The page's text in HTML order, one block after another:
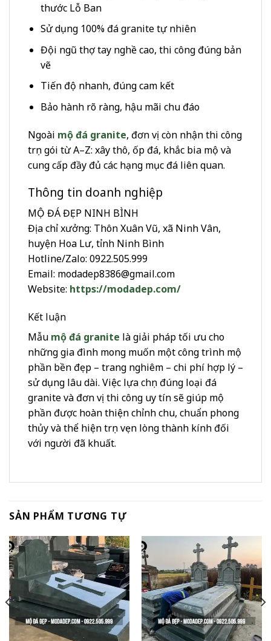
thước Lỗ Ban
Sử dụng 100% đá granite tự nhiên
Đội ngũ thợ tay nghề cao, thi công đúng bản
vẽ
Tiến độ nhanh, đúng cam kết
Bảo hành rõ ràng, hậu mãi chu đáo
Ngoài mộ đá granite, đơn vị còn nhận thi công
trọn gói từ A–Z: xây thô, ốp đá, khắc bia mộ và
cung cấp đầy đủ các hạng mục đá liên quan.
Thông tin doanh nghiệp
MỘ ĐÁ ĐẸP NINH BÌNH
Địa chỉ xưởng: Thôn Xuân Vũ, xã Ninh Vân,
huyện Hoa Lư, tỉnh Ninh Bình
Hotline/Zalo: 0922.505.999
Email: modadep8386@gmail.com
Website: https://modadep.com/
Kết luận
Mẫu mộ đá granite là giải pháp tối ưu cho
những gia đình mong muốn một công trình mộ
phần bền đẹp – trang nghiêm – chi phí hợp lý –
sử dụng lâu dài. Việc lựa chọn đúng loại đá
granite và đơn vị thi công uy tín sẽ giúp mộ
phần được hoàn thiện chỉnh chu, chuẩn phong
thủy và thể hiện trọn vẹn lòng thành kính đối
với người đã khuất.
SẢN PHẨM TƯƠNG TỰ